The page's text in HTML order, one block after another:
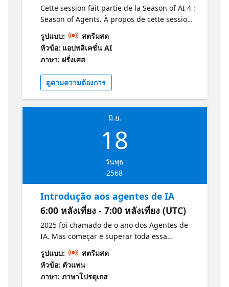
context for participants. 18:20 – 18:40 |
Creating Agents with AI Foundry A step-by-
practical demonstration to visualise the
process. 18:40 – 19:00 | Power of MCP (Model
Context Protocol) Detailed explanation of
MCP and its importance in agent
management, highlighting its benefits and
GitHub Copilot Discussion on GitHub Copilot
and how it can enhance agent development,
with practical examples. 19:30 – 20:00 |
Integration: MCP and GitHub Copilot
Demonstration of the integration between
MCP and GitHub Copilot, including hands-on
exercises for attendees. 20:00 – 20:20 |
Advanced Enhancements and Customisation
Advanced techniques for customising and
optimising agents, with examples of
Dedicated space for resolving queries and
questions, ensuring participants fully
understand the content. 20:40 – 21:00 |
Closing Summary of the day's key points,
thanks to attendees, and guidance on
Cette session fait partie de la Season of AI 4 :
Season of Agents. À propos de cette session
Elle introduit les modèles LLM, les
fonctionnalités multimodales, la création
d’agents AI, ainsi que l’utilisation du
Playground dans Azure AI Foundry. À qui
s’adresse cette session? Cette session
s’adresse aux professionnels et développeurs
intéressés par l’IA, la création d’agents AI, et
l’utilisation des modèles LLM. Pourquoi
devrais-je y assister? Vous devriez assister à
cette session pour découvrir les dernières
avancées en matière d’agents AI, apprendre
modèles LLM et les fonctionnalités
multimodales dans Azure AI Foundry. C’est
vos connaissances pratiques et améliorer vos
compétences en IA. Développez vos
compétences et apprenez-en davantage
grâce à ces ressources:
https://aka.ms/12JuinAIServices1
https://ai.azure.com/ Les grands
développeurs ne construisent pas seuls.
Rejoignez la communauté des développeurs
รูปแบบ:
สตรีมสด
หัวข้อ: แอปพลิเคชั่น AI
ภาษา: ฝรั่งเศส
ดูตามความต้องการ
มิ.ย.
18
วันพุธ
2568
Introdução aos agentes de IA
6:00 หลังเที่ยง - 7:00 หลังเที่ยง (UTC)
2025 foi chamado de o ano dos Agentes de
IA. Mas começar e superar toda essa
expectativa ainda pode ser uma luta. Nesta
sessão, veremos como começar a criar
Agentes de IA, examinaremos os principais
casos de uso, entenderemos as ferramentas
รูปแบบ:
สตรีมสด
หัวข้อ: ตัวแทน
ภาษา: ภาษาโปรตุเกส